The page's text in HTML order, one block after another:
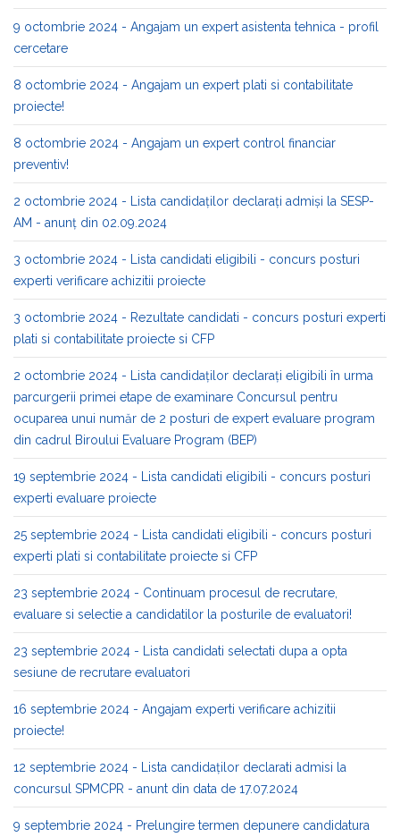
9 octombrie 2024 - Angajam un expert asistenta tehnica - profil
cercetare
8 octombrie 2024 - Angajam un expert plati si contabilitate
proiecte!
8 octombrie 2024 - Angajam un expert control financiar
preventiv!
2 octombrie 2024 - Lista candidaților declarați admiși la SESP-
AM - anunț din 02.09.2024
3 octombrie 2024 - Lista candidati eligibili - concurs posturi
experti verificare achizitii proiecte
3 octombrie 2024 - Rezultate candidati - concurs posturi experti
plati si contabilitate proiecte si CFP
2 octombrie 2024 - Lista candidaților declarați eligibili în urma
parcurgerii primei etape de examinare Concursul pentru
ocuparea unui număr de 2 posturi de expert evaluare program
din cadrul Biroului Evaluare Program (BEP)
19 septembrie 2024 - Lista candidati eligibili - concurs posturi
experti evaluare proiecte
25 septembrie 2024 - Lista candidati eligibili - concurs posturi
experti plati si contabilitate proiecte si CFP
23 septembrie 2024 - Continuam procesul de recrutare,
evaluare si selectie a candidatilor la posturile de evaluatori!
23 septembrie 2024 - Lista candidati selectati dupa a opta
sesiune de recrutare evaluatori
16 septembrie 2024 - Angajam experti verificare achizitii
proiecte!
12 septembrie 2024 - Lista candidaților declarati admisi la
concursul SPMCPR - anunt din data de 17.07.2024
9 septembrie 2024 - Prelungire termen depunere candidatura